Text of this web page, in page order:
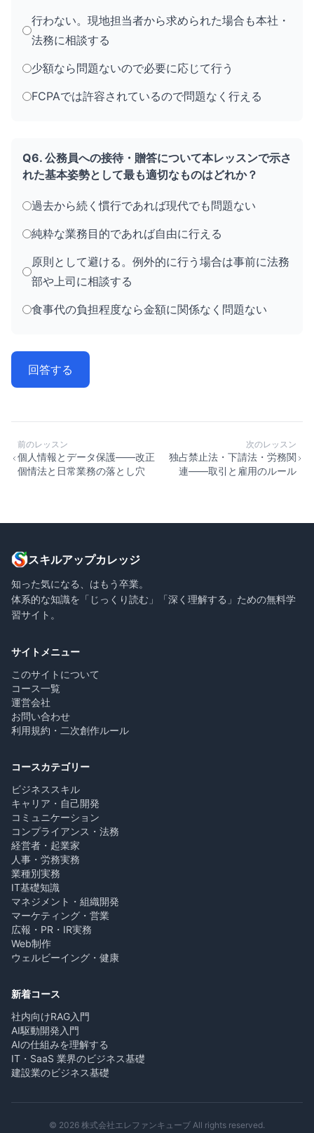
行わない。現地担当者から求められた場合も本社・
法務に相談する
少額なら問題ないので必要に応じて行う
FCPAでは許容されているので問題なく行える
Q6. 公務員への接待・贈答について本レッスンで示さ
れた基本姿勢として最も適切なものはどれか？
過去から続く慣行であれば現代でも問題ない
純粋な業務目的であれば自由に行える
原則として避ける。例外的に行う場合は事前に法務
部や上司に相談する
食事代の負担程度なら金額に関係なく問題ない
回答する
前のレッスン
個人情報とデータ保護——改正
個情法と日常業務の落とし穴
次のレッスン
独占禁止法・下請法・労務関
連——取引と雇用のルール
スキルアップカレッジ
知った気になる、はもう卒業。
体系的な知識を「じっくり読む」「深く理解する」ための無料学
習サイト。
サイトメニュー
このサイトについて
コース一覧
運営会社
お問い合わせ
利用規約・二次創作ルール
コースカテゴリー
ビジネススキル
キャリア・自己開発
コミュニケーション
コンプライアンス・法務
経営者・起業家
人事・労務実務
業種別実務
IT基礎知識
マネジメント・組織開発
マーケティング・営業
広報・PR・IR実務
Web制作
ウェルビーイング・健康
新着コース
社内向けRAG入門
AI駆動開発入門
AIの仕組みを理解する
IT・SaaS 業界のビジネス基礎
建設業のビジネス基礎
© 2026 株式会社エレファンキューブ All rights reserved.